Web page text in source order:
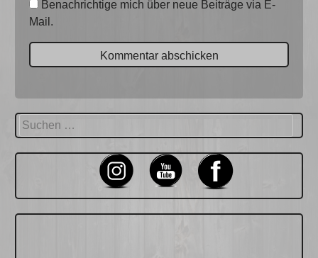
Benachrichtige mich über neue Beiträge via E-
Mail.
Suchen
nach: